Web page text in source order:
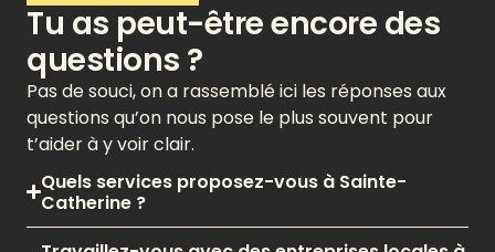
Tu as peut-être encore des
questions ?
Pas de souci, on a rassemblé ici les réponses aux
questions qu’on nous pose le plus souvent pour
t’aider à y voir clair.
Quels services proposez-vous à Sainte-
Catherine ?